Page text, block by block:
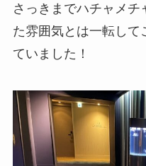
さっきまでハチャメチ
た雰囲気とは一転して
ていました！